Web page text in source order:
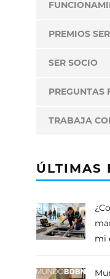
PREMIOS
SER SOCIO
PREGUNTAS
TRABAJA
ÚLTIMAS
mi